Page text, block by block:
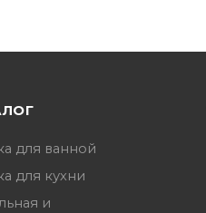
для ванной
для кухни
и